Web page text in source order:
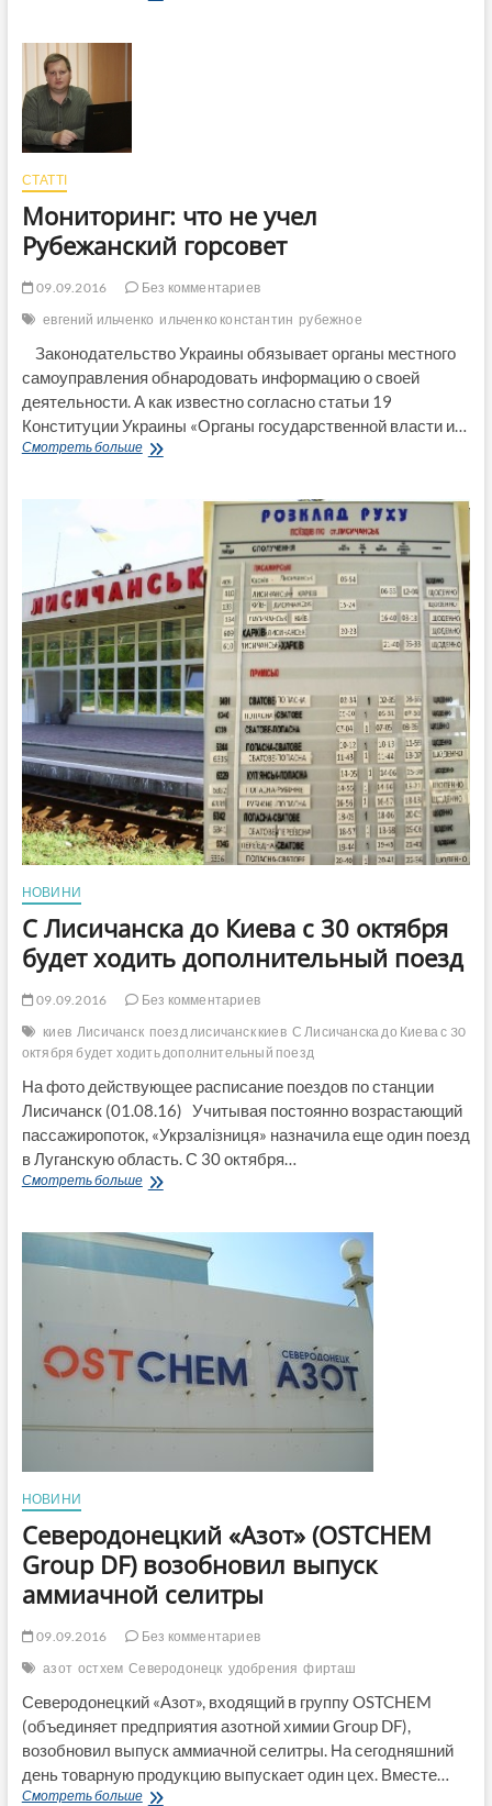
СТАТТІ
Мониторинг: что не учел
Рубежанский горсовет
09.09.2016
Без комментариев
евгений ильченко ильченко константин рубежное
Законодательство Украины обязывает органы местного
самоуправления обнародовать информацию о своей
деятельности. А как известно согласно статьи 19
Конституции Украины «Органы государственной власти и…
Смотреть большеМониторинг:
НОВИНИ
С Лисичанска до Киева с 30 октября
будет ходить дополнительный поезд
09.09.2016
Без комментариев
киев Лисичанск поезд лисичанск киев С Лисичанска до Киева с 30
октября будет ходить дополнительный поезд
На фото действующее расписание поездов по станции
Лисичанск (01.08.16) Учитывая постоянно возрастающий
пассажиропоток, «Укрзалізниця» назначила еще один поезд
в Луганскую область. С 30 октября…
Смотреть большеС
Киева
30
ходить
дополнительный
поезд
НОВИНИ
Северодонецкий «Азот» (OSTCHEM
Group DF) возобновил выпуск
аммиачной селитры
09.09.2016
Без комментариев
азот остхем Северодонецк удобрения фирташ
Северодонецкий «Азот», входящий в группу OSTCHEM
(объединяет предприятия азотной химии Group DF),
возобновил выпуск аммиачной селитры. На сегодняшний
день товарную продукцию выпускает один цех. Вместе…
Смотреть большеСеверодонецкий